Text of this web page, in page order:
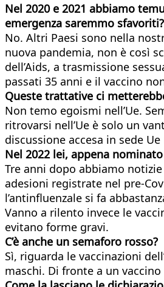
Nel 2020 e 2021 abbiamo
emergenza saremmo sfavoriti?
No. Altri Paesi sono nella
nuova pandemia, non è così
dell’Aids, a trasmissione
passati 35 anni e il vaccino non
Queste trattative ci
Non temo egoismi nell’Ue.
ritrovarsi nell’Ue è solo un
discussione accesa in sede
Nel 2022 lei, appena
Tre anni dopo abbiamo
adesioni registrate nel pre-
l’antinfluenzale si fa
Vanno a rilento invece le
evitano forme gravi.
C’è anche un semaforo rosso?
Sì, riguarda le vaccinazioni
maschi. Di fronte a un